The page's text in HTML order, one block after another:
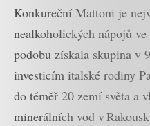
Konkureční Mattoni je
nealkoholických nápojů
podobu získala skupina v
investicím italské rodiny
do téměř 20 zemí světa a
minerálních vod v